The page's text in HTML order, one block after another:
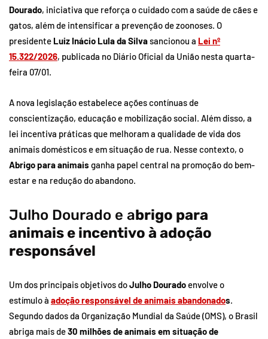
Dourado, iniciativa que reforça o cuidado com a saúde de cães e
gatos, além de intensificar a prevenção de zoonoses. O
presidente Luiz Inácio Lula da Silvasancionou a Lei nº
15.322/2026, publicada no Diário Oficial da União nesta quarta-
feira 07/01.
A nova legislação estabelece ações contínuas de
conscientização, educação e mobilização social. Além disso, a
lei incentiva práticas que melhoram a qualidade de vida dos
animais domésticos e em situação de rua. Nesse contexto, o
Abrigo para animais ganha papel central na promoção do bem-
estar e na redução do abandono.
Julho Dourado e abrigo para
animais e incentivo à adoção
responsável
Um dos principais objetivos doJulho Douradoenvolve o
estímulo à adoção responsável de animais abandonados.
Segundo dados da Organização Mundial da Saúde (OMS), o Brasil
abriga mais de30 milhões de animais em situação de